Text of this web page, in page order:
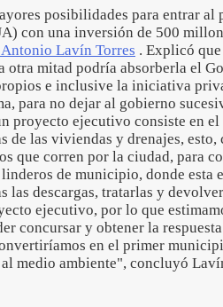
posibilidades para entrar al
con una inversión de 500
Lavín Torres . Explicó
otra mitad podría absorberla el
e inclusive la iniciativa
para no dejar al gobierno
proyecto ejecutivo consiste en el
de las viviendas y drenajes, esto,
que corren por la ciudad, para
de municipio, donde esta
las descargas, tratarlas y
ejecutivo, por lo que
concursar y obtener la
en el primer
medio ambiente", concluyó